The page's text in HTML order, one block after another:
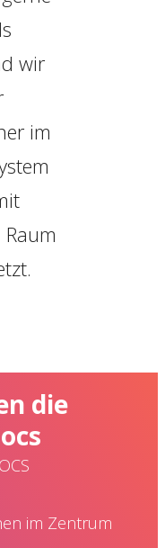
wir
im
die
im Zentrum